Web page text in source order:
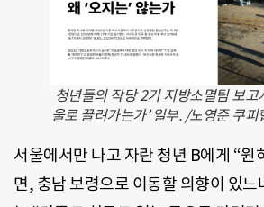
청년들의 작당 2기 지방소멸팀 보고
울로 끌려가는가’ 일부. /노영준 쿠
서울에서만 나고 자란 청년 B에게 “원
면, 충남 보령으로 이동할 의향이 있느